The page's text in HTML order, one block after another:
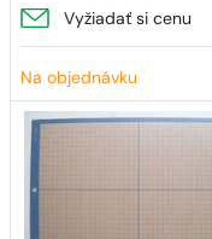
Vyžiadať si cenu
Na objednávku